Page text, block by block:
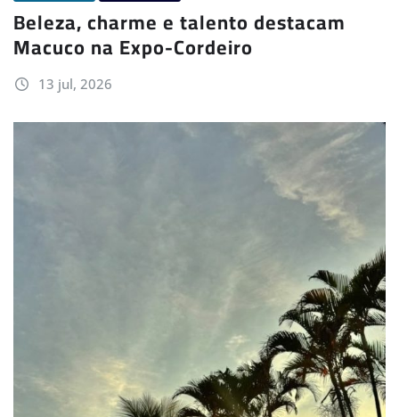
Beleza, charme e talento destacam
Macuco na Expo-Cordeiro
13 jul, 2026